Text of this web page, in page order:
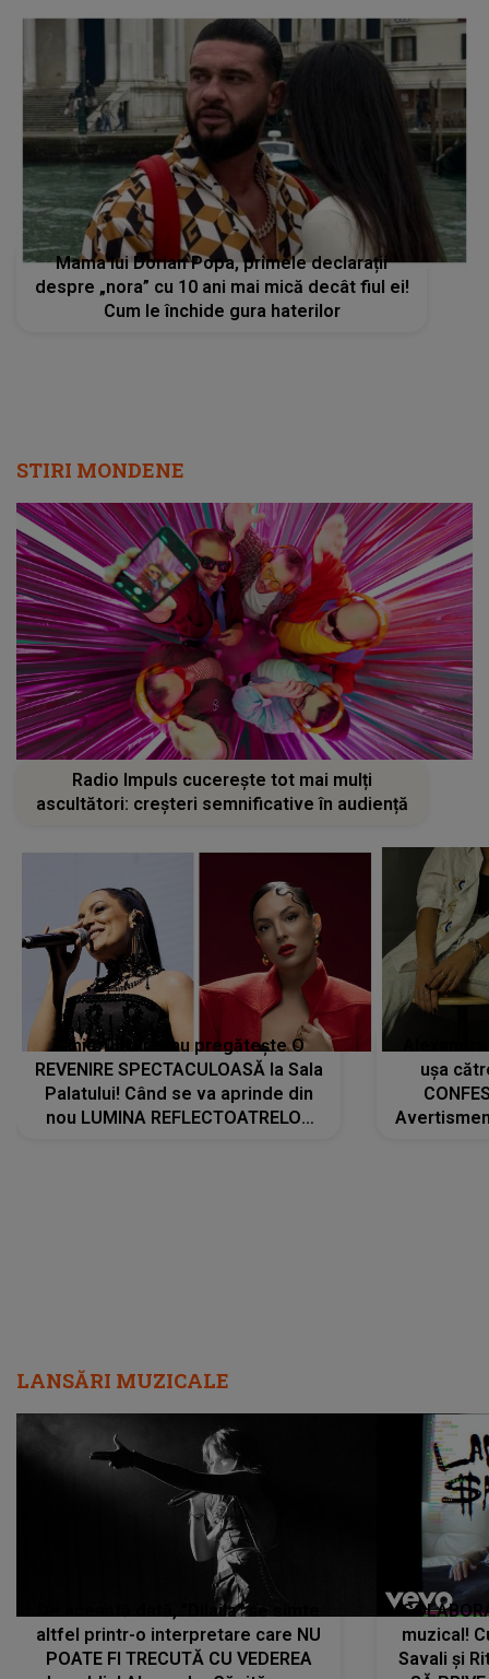
Mama lui Dorian Popa, primele declarații
despre „nora” cu 10 ani mai mică decât fiul ei!
Cum le închide gura haterilor
STIRI MONDENE
Radio Impuls cucerește tot mai mulți
ascultători: creșteri semnificative în audiență
Tania Turtureanu pregătește O
REVENIRE SPECTACULOASĂ la Sala
Palatului! Când se va aprinde din
nou LUMINA REFLECTOATRELOR
ușa
LANSĂRI MUZICALE
De această dată, "Dilaila" se simte
altfel printr-o interpretare care NU
POATE FI TRECUTĂ CU VEDEREA
muzical!
Savali și